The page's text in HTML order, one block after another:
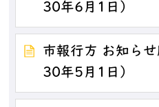
30年6月1日）
市報行方 お知ら
30年5月1日）